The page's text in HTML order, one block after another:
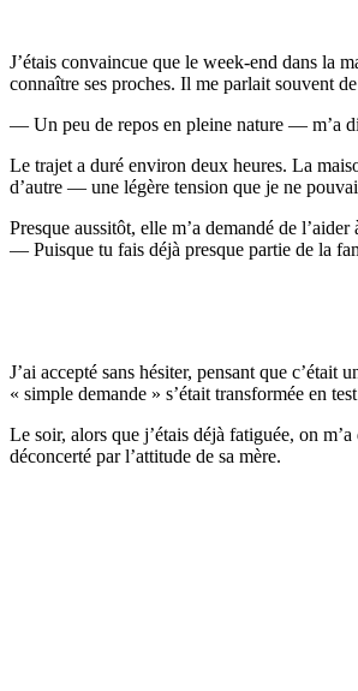
J’étais convaincue que le week-end dans la
connaître ses proches. Il me parlait souvent
— Un peu de repos en pleine nature — m’a
Le trajet a duré environ deux heures. La
d’autre — une légère tension que je ne
Presque aussitôt, elle m’a demandé de l’aider
— Puisque tu fais déjà presque partie de la
J’ai accepté sans hésiter, pensant que
« simple demande » s’était transformée en
Le soir, alors que j’étais déjà fatiguée, on
déconcerté par l’attitude de sa mère.